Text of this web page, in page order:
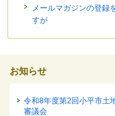
メールマガジンの登録
すが
お知らせ
令和8年度第2回小平市土
審議会